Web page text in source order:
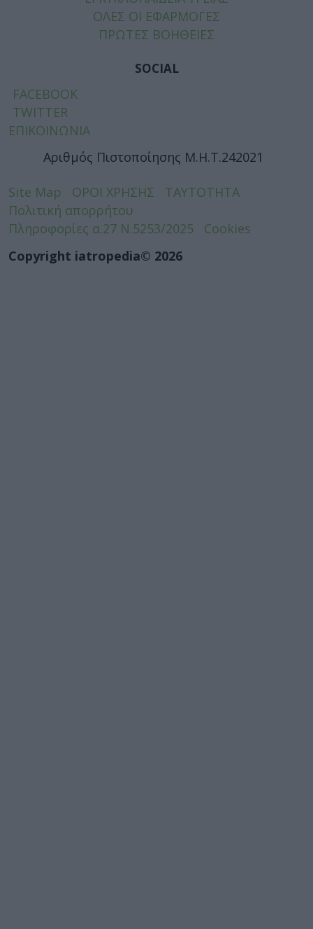
ΟΛΕΣ ΟΙ ΕΦΑΡΜΟΓΕΣ
ΠΡΩΤΕΣ ΒΟΗΘΕΙΕΣ
SOCIAL
FACEBOOK
TWITTER
ΕΠΙΚΟΙΝΩΝΙΑ
Αριθμός Πιστοποίησης Μ.Η.Τ.242021
Site Map ΟΡΟΙ ΧΡΗΣΗΣ
ΤΑΥΤΟΤΗΤΑ
Πολιτική απορρήτου
Πληροφορίες α.27 Ν.5253/2025
Cookies
Copyright iatropedia© 2026